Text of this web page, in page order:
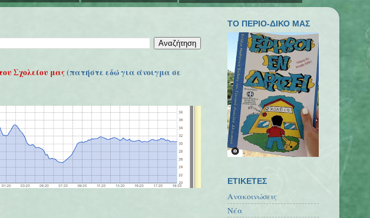
Σχολείου μας(πατήστε εδώ για άνοιγμα σε
ΤΟ ΠΕΡΙΟ-ΔΙΚΟ ΜΑΣ
ΕΤΙΚΕΤΕΣ
Ανακοινώσεις
Νέα